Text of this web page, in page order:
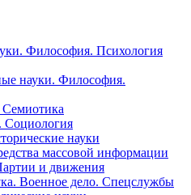
Философия. Психология
науки. Философия.
Социология
науки
массовой информации
и движения
Военное дело. Спецслужбы